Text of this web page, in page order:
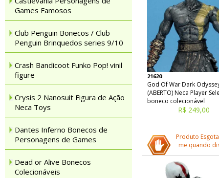
Games Famosos
Club Penguin Bonecos / Club
Penguin Brinquedos series 9/10
Crash Bandicoot Funko Pop! vinil
figure
Crysis 2 Nanosuit Figura de Ação
Neca Toys
Dantes Inferno Bonecos de
Personagens de Games
Dead or Alive Bonecos
Colecionáveis
21620
God Of War Dark
(ABERTO) Neca Player
boneco colecionável
R$ 249,00
Produto
me quando